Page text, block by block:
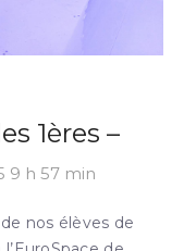
1ères –
9 h 57 min
nos élèves de